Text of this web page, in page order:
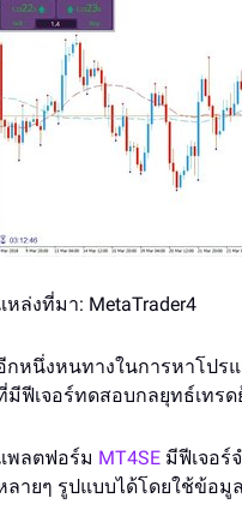
หล่งที่มา: MetaTrader4
กหนึ่งหนทางในการหาโปร
มีฟีเจอร์ทดสอบกลยุทธ์เทรด
พลตฟอร์ม MT4SE มีฟีเจอร์
ลายๆ รูปแบบได้โดยใช้ข้อมู